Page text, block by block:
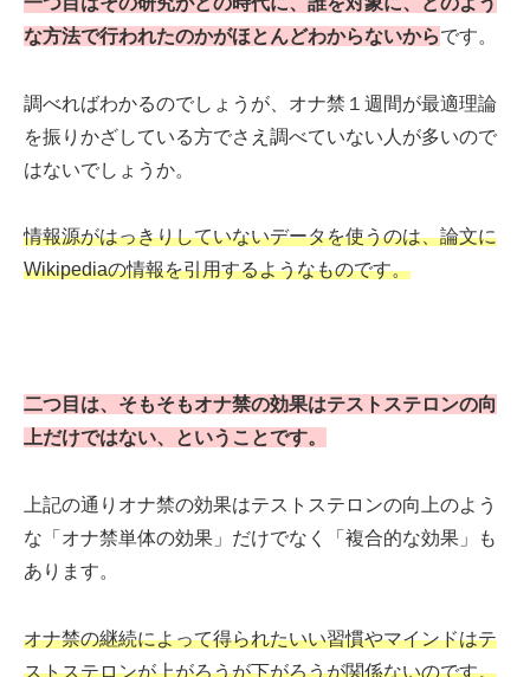
な方法で行われたのかがほとんどわからないからです。
調べればわかるのでしょうが、オナ禁１週間が最適理論
を振りかざしている方でさえ調べていない人が多いので
はないでしょうか。
情報源がはっきりしていないデータを使うのは、論文に
Wikipediaの情報を引用するようなものです。
二つ目は、そもそもオナ禁の効果はテストステロンの向
上だけではない、ということです。
上記の通りオナ禁の効果はテストステロンの向上のよう
な「オナ禁単体の効果」だけでなく「複合的な効果」も
あります。
オナ禁の継続によって得られたいい習慣やマインドはテ
ストステロンが上がろうが下がろうが関係ないのです。